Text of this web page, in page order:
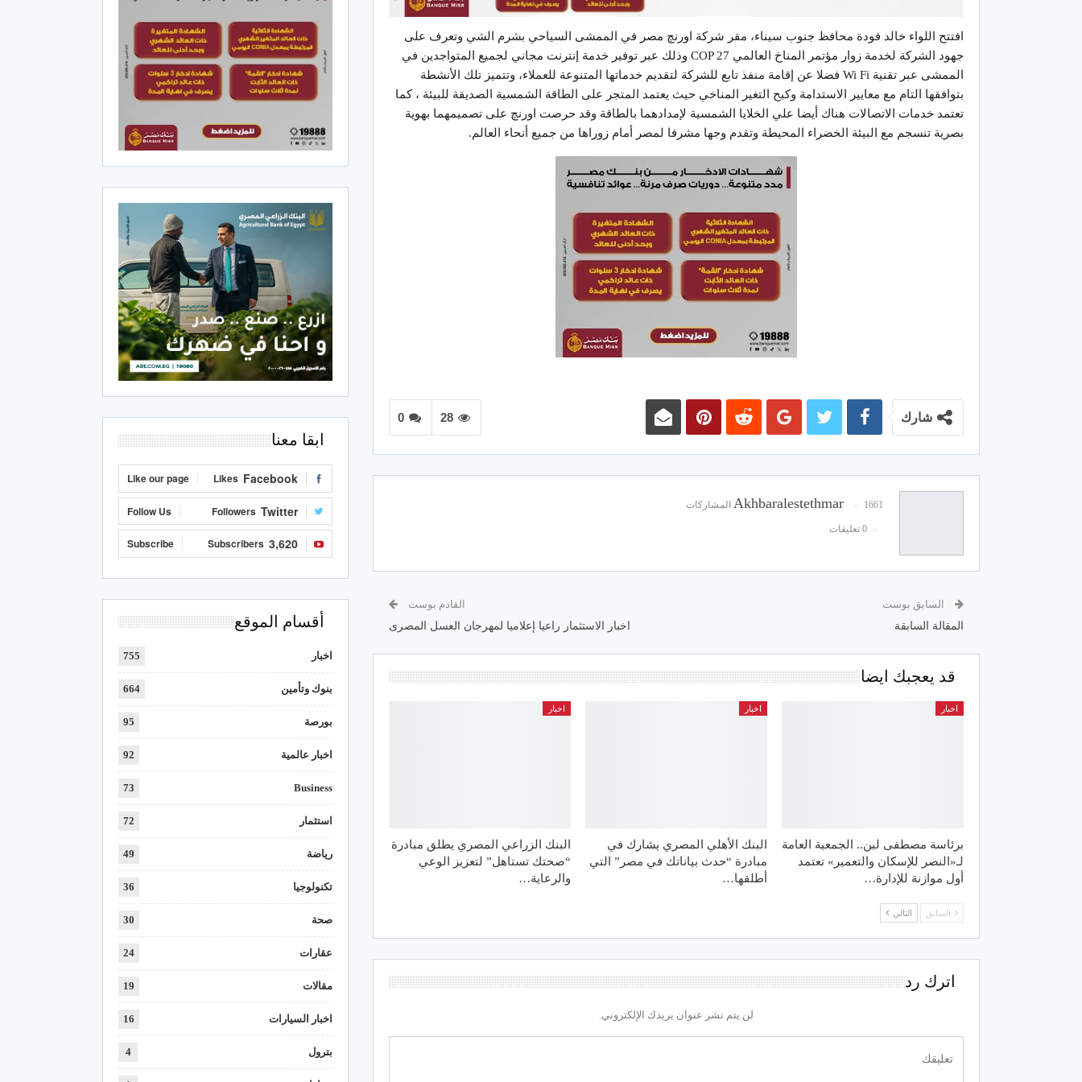
افتتح اللواء خالد فودة محافظ جنوب سيناء، مقر شركة اورنچ مصر في الممشى السياحي بشرم الشي وتعرف على
جهود الشركة لخدمة زوار مؤتمر المناخ العالمي COP 27 وذلك عبر توفير خدمة إنترنت مجاني لجميع المتواجدين في
الممشى عبر تقنية Wi Fi فضلا عن إقامة منفذ تابع للشركة لتقديم خدماتها المتنوعة للعملاء، وتتميز تلك الأنشطة
بتوافقها التام مع معايير الاستدامة وكبح التغير المناخي حيث يعتمد المتجر على الطاقة الشمسية الصديقة للبيئة ، كما
تعتمد خدمات الاتصالات هناك أيضا علي الخلايا الشمسية لإمدادهما بالطاقة وقد حرصت اورنچ على تصميمهما بهوية
بصرية تنسجم مع البيئة الخضراء المحيطة وتقدم وجها مشرفا لمصر أمام زوراها من جميع أنحاء العالم.
0 28 شارك
Akhbaralestethmar 1661 المشاركات
0 تعليقات
السابق بوست
المقالة السابقة
القادم بوست
اخبار الاستثمار راعيا إعلاميا لمهرجان العسل المصرى
قد يعجبك ايضا
اخبار
برئاسة مصطفى لبن.. الجمعية العامة
لـ«النصر للإسكان والتعمير» تعتمد
أول موازنة للإدارة…
اخبار
البنك الأهلي المصري يشارك في
مبادرة “حدث بياناتك في مصر” التي
أطلقها…
اخبار
البنك الزراعي المصري يطلق مبادرة
“صحتك تستاهل” لتعزيز الوعي
والرعاية…
السابق التالي
اترك رد
لن يتم نشر عنوان بريدك الإلكتروني.
ابقا معنا
Facebook
Likes
Like our page
Twitter
Followers
Follow Us
3,620
Subscribers
Subscribe
أقسام الموقع
اخبار 755
بنوك وتأمين 664
بورصة 95
اخبار عالمية 92
Business
73
استثمار 72
رياضة 49
تكنولوجيا 36
صحة 30
عقارات 24
مقالات 19
اخبار السيارات 16
بترول 4